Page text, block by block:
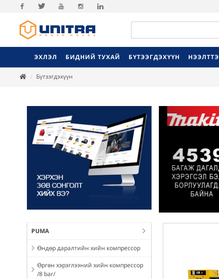
Facebook
ЭХЛЭЛ БИДНИЙ ТУХАЙ БҮТЭЭГДЭХҮҮН
Бүтээгдэхүүн
PUMA
Өндөр даралтийн хийн компрессор
Өргөн хэрэглээний хийн компрессор
/8 bar/